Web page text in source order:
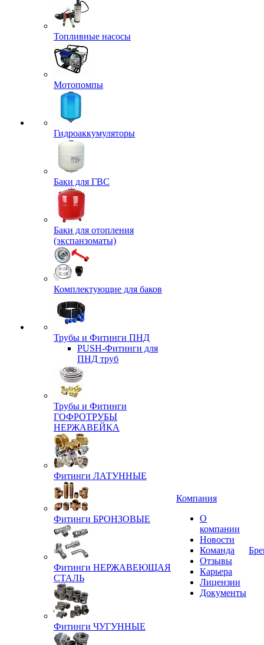
Топливные насосы
Мотопомпы
Гидроаккумуляторы
Баки для ГВС
Баки для отопления
(экспанзоматы)
Комплектующие для баков
Трубы и Фитинги ПНД
PUSH-Фитинги для
ПНД труб
Трубы и Фитинги
ГОФРОТРУБЫ
НЕРЖАВЕЙКА
Фитинги ЛАТУННЫЕ
Фитинги БРОНЗОВЫЕ
Фитинги НЕРЖАВЕЮЩАЯ
СТАЛЬ
Фитинги ЧУГУННЫЕ
Компания
О
компании
Новости
Команда
Отзывы
Карьера
Лицензии
Документы